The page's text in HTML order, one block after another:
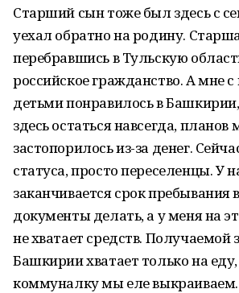
Старший сын тоже был здесь с
уехал обратно на родину.
перебравшись в Тульскую
российское гражданство. А мне
детьми понравилось в
здесь остаться навсегда, планов
застопорилось из-за денег.
статуса, просто переселенцы. У
заканчивается срок пребывания
документы делать, а у меня на
не хватает средств. Получаемой
Башкирии хватает только на
коммуналку мы еле выкраиваем.